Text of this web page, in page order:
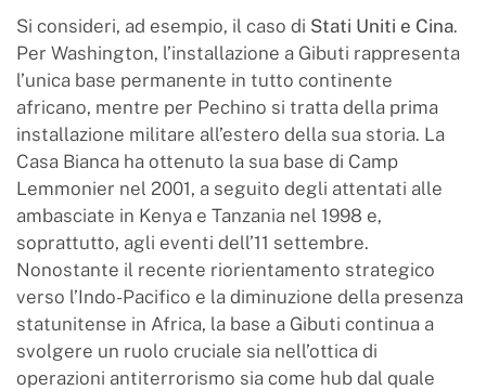
Si consideri, ad esempio, il caso di Stati Uniti e Cina.
Per Washington, l’installazione a Gibuti rappresenta
l’unica base permanente in tutto continente
africano, mentre per Pechino si tratta della prima
installazione militare all’estero della sua storia. La
Casa Bianca ha ottenuto la sua base di Camp
Lemmonier nel 2001, a seguito degli attentati alle
ambasciate in Kenya e Tanzania nel 1998 e,
soprattutto, agli eventi dell’11 settembre.
Nonostante il recente riorientamento strategico
verso l’Indo-Pacifico e la diminuzione della presenza
statunitense in Africa, la base a Gibuti continua a
svolgere un ruolo cruciale sia nell’ottica di
operazioni antiterrorismo sia come hub dal quale